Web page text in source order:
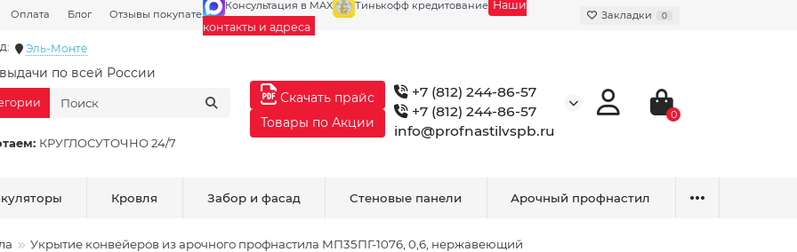
Оплата Блог Отзывы покупателей Галерея
Консультация в MAX Тинькофф кредитование Наши
контакты и адреса
Закладки 0
Эль-Монте
по всей России
КРУГЛОСУТОЧНО 24/7
Скачать прайс
Товары по Акции
+7 (812) 244-86-57
+7 (812) 244-86-57
info@profnastilvspb.ru
0
Кровля Забор и фасад Стеновые панели Арочный профнастил
Укрытие конвейеров из арочного профнастила МП35ПГ-1076, 0,6, нержавеющий